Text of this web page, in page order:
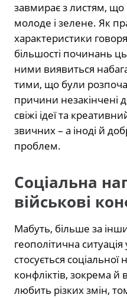
завмирає з листям, що
молоде і зелене. Як
характеристики
більшості починань
ними виявиться
тими, що були
причини незакінчені
свіжі ідеї та
звичних – а іноді й
проблем.
Соціальна
військові
Мабуть, більше за
геополітична ситуація
стосується соціальної
конфліктів, зокрема й
любить різких змін,